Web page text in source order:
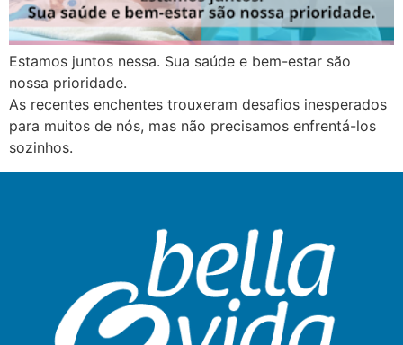
Estamos juntos nessa. Sua saúde e bem-estar são
nossa prioridade.
As recentes enchentes trouxeram desafios inesperados
para muitos de nós, mas não precisamos enfrentá-los
sozinhos.